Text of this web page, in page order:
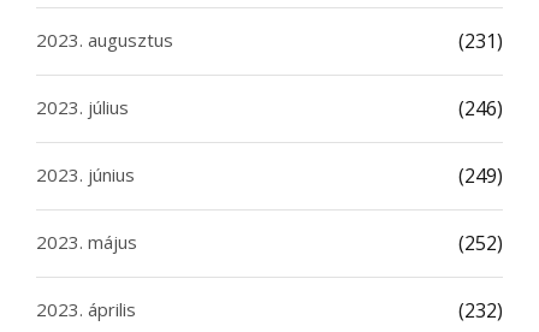
2023. augusztus (231)
2023. július (246)
2023. június (249)
2023. május (252)
2023. április (232)